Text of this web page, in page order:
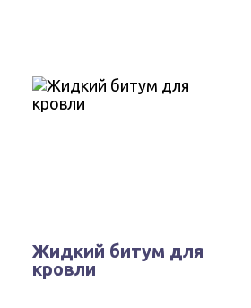
Жидкий битум для
кровли